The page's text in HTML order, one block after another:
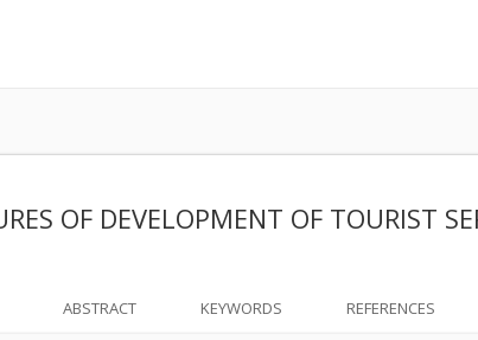
OF DEVELOPMENT OF TOURIST
ABSTRACT KEYWORDS REFERENCES